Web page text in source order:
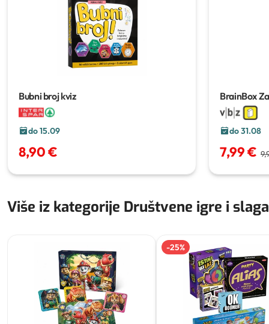
Bubni broj kviz
do 15.09
8,90 €
BrainBox
do 31.08
7,99 €
Više iz kategorije Društvene igre i
-25%